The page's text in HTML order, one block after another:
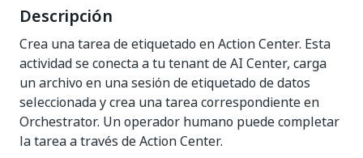
Descripción
Crea una tarea de etiquetado en Action Center. Esta
actividad se conecta a tu tenant de AI Center, carga
un archivo en una sesión de etiquetado de datos
seleccionada y crea una tarea correspondiente en
Orchestrator. Un operador humano puede completar
la tarea a través de Action Center.